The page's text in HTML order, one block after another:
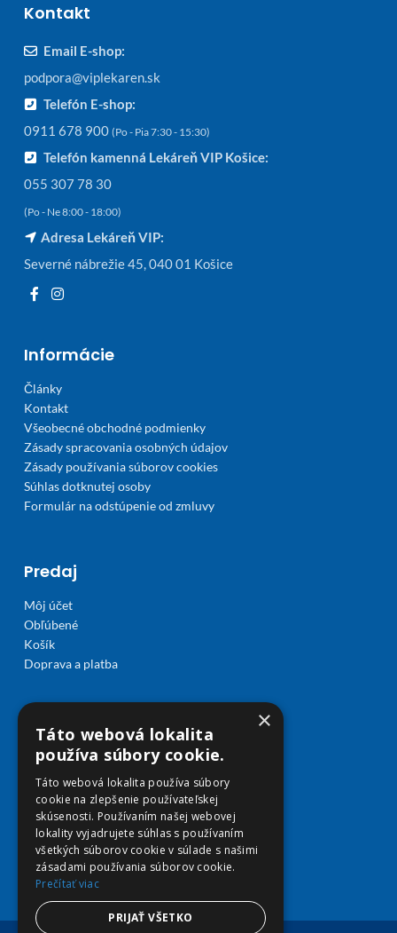
Kontakt
Email E-shop:
podpora@viplekaren.sk
Telefón E-shop:
0911 678 900 (Po - Pia 7:30 - 15:30)
Telefón kamenná Lekáreň VIP Košice:
055 307 78 30
(Po - Ne 8:00 - 18:00)
Adresa Lekáreň VIP:
Severné nábrežie 45, 040 01 Košice
Informácie
Články
Kontakt
Všeobecné obchodné podmienky
Zásady spracovania osobných údajov
Zásady používania súborov cookies
Súhlas dotknutej osoby
Formulár na odstúpenie od zmluvy
Predaj
Môj účet
Obľúbené
Košík
Doprava a platba
×
Táto webová lokalita
používa súbory cookie.
Táto webová lokalita používa súbory
cookie na zlepšenie používateľskej
skúsenosti. Používaním našej webovej
lokality vyjadrujete súhlas s používaním
všetkých súborov cookie v súlade s našimi
zásadami používania súborov cookie.
Prečítať viac
PRIJAŤ VŠETKO